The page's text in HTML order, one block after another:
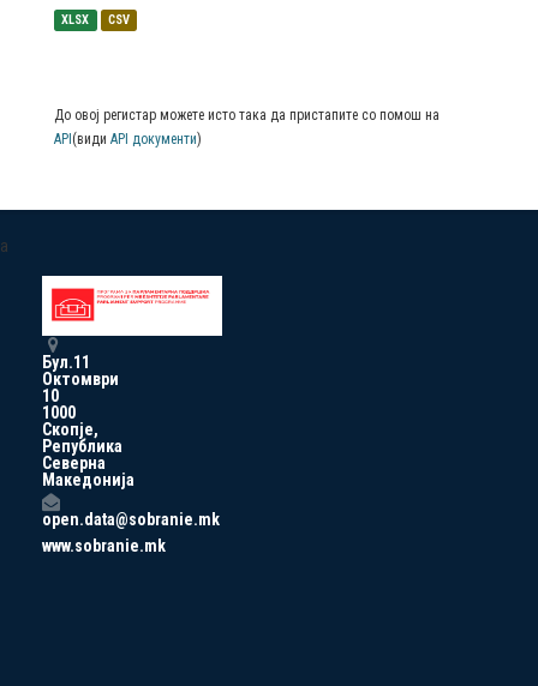
XLSX CSV
До овој регистар можете исто така да пристапите со помош на
API (види API документи)
a
Бул.11
Октомври
10
1000
Скопје,
Република
Северна
Македонија
open.data@sobranie.mk
www.sobranie.mk